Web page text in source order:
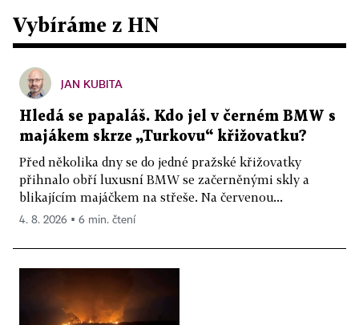
Vybíráme z HN
JAN KUBITA
Hledá se papaláš. Kdo jel v černém BMW s
majákem skrze „Turkovu“ křižovatku?
Před několika dny se do jedné pražské křižovatky
přihnalo obří luxusní BMW se začerněnými skly a
blikajícím majáčkem na střeše. Na červenou...
4. 8. 2026 ▪ 6 min. čtení